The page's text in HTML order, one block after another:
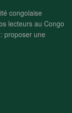
congolaise
lecteurs au Congo
proposer une